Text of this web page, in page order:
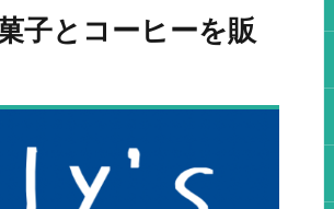
子とコーヒーを販